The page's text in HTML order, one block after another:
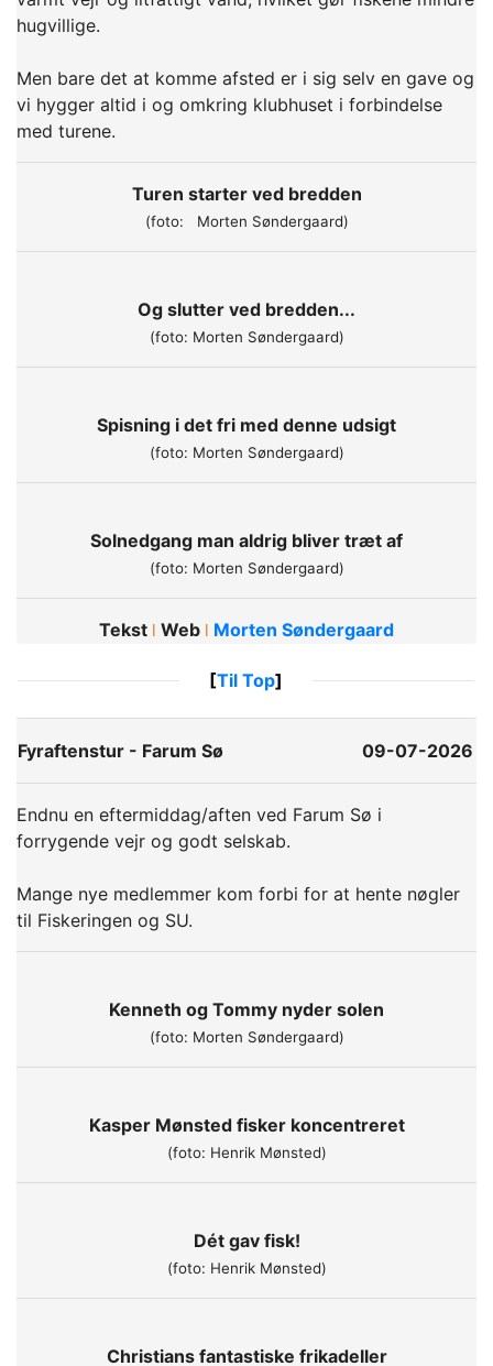
hugvillige.
Men bare det at komme afsted er i sig selv en gave og
vi hygger altid i og omkring klubhuset i forbindelse
med turene.
Turen starter ved bredden
(foto: Morten Søndergaard)
Og slutter ved bredden...
(foto: Morten Søndergaard)
Spisning i det fri med denne udsigt
(foto: Morten Søndergaard)
Solnedgang man aldrig bliver træt af
(foto: Morten Søndergaard)
Tekst ǀ Web ǀ Morten Søndergaard
[Til Top]
Fyraftenstur - Farum Sø 09-07-2026
Endnu en eftermiddag/aften ved Farum Sø i
forrygende vejr og godt selskab.
Mange nye medlemmer kom forbi for at hente nøgler
til Fiskeringen og SU.
Kenneth og Tommy nyder solen
(foto: Morten Søndergaard)
Kasper Mønsted fisker koncentreret
(foto: Henrik Mønsted)
Dét gav fisk!
(foto: Henrik Mønsted)
Christians fantastiske frikadeller